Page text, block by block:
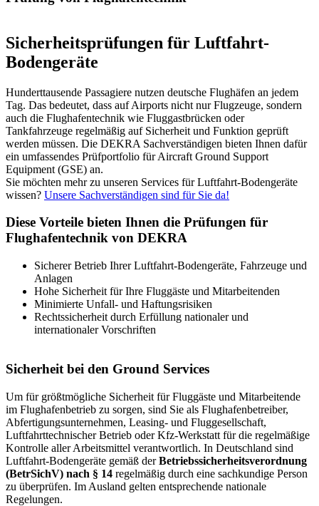
Sicherheitsprüfungen für Luftfahrt-
Bodengeräte
Hunderttausende Passagiere nutzen deutsche Flughäfen an jedem
Tag. Das bedeutet, dass auf Airports nicht nur Flugzeuge, sondern
auch die Flughafentechnik wie Fluggastbrücken oder
Tankfahrzeuge regelmäßig auf Sicherheit und Funktion geprüft
werden müssen. Die DEKRA Sachverständigen bieten Ihnen dafür
ein umfassendes Prüfportfolio für Aircraft Ground Support
Equipment (GSE) an.
Sie möchten mehr zu unseren Services für Luftfahrt-Bodengeräte
wissen? Unsere Sachverständigen sind für Sie da!
Diese Vorteile bieten Ihnen die Prüfungen für
Flughafentechnik von DEKRA
Sicherer Betrieb Ihrer Luftfahrt-Bodengeräte, Fahrzeuge und
Anlagen
Hohe Sicherheit für Ihre Fluggäste und Mitarbeitenden
Minimierte Unfall- und Haftungsrisiken
Rechtssicherheit durch Erfüllung nationaler und
internationaler Vorschriften
Sicherheit bei den Ground Services
Um für größtmögliche Sicherheit für Fluggäste und Mitarbeitende
im Flughafenbetrieb zu sorgen, sind Sie als Flughafenbetreiber,
Abfertigungsunternehmen, Leasing- und Fluggesellschaft,
Luftfahrttechnischer Betrieb oder Kfz-Werkstatt für die regelmäßige
Kontrolle aller Arbeitsmittel verantwortlich. In Deutschland sind
Luftfahrt-Bodengeräte gemäß derBetriebssicherheitsverordnung
(BetrSichV) nach § 14 regelmäßig durch eine sachkundige Person
zu überprüfen. Im Ausland gelten entsprechende nationale
Regelungen.